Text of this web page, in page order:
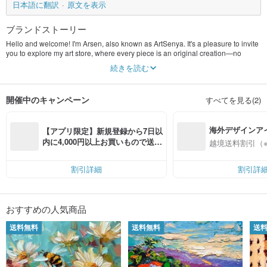
日本語に翻訳 原文を表示
ブランドストーリー
Hello and welcome! I'm Arsen, also known as ArtSenya. It's a pleasure to invite
you to explore my art store, where every piece is an original creation—no
reproductions or prints, only unique artworks crafted with passion and
dedication. My artistic journey began in childhood, where I traded toy cars for
boundaries of my creativity:
Animal Oil Painting: Animals hold a special place in my heart, and capturing
it's birds, fish, dogs, or cats, I love depicting the diverse beauty of the animal
believe flower paintings make perfect gifts, capturing the intricate details and
vibrant colors of nature. Sunflowers, in particular, fascinate me with their radiant
presence and dance with sunlight and breeze.
Landscape Painting: The beauty of landscapes, from serene cityscapes to
breathtaking seascapes, offers endless inspiration. I'm especially drawn to the
scenic charm of Greek landscapes and urban scenes, capturing their essence
続きを読む
開催中のキャンペーン すべてを見る(2)
【アプリ限定】新規登録から7日以
内に4,000円以上お買いもので送料
割引詳細
海外デザインア
入
越境送料割引（
割引詳
おすすめの人気商品
送料無料 送料無料 送